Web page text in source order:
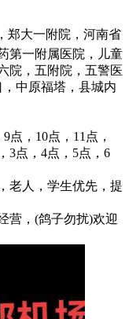
郑大一附院，河南省
第一附属医院，儿童
院，五附院，五警医
中原福塔，县城内
点，10点，11点，
3点，4点，5点，6
老人，学生优先，提
营，(鸽子勿扰)欢迎